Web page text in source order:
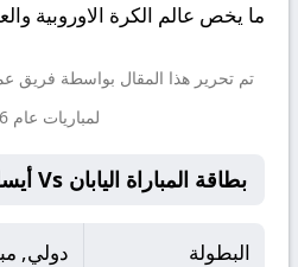
ما يخص عالم الكرة الاوروبية
تم تحرير هذا المقال بواسطة فريق
لمباريات عام 2026.
بطاقة المباراة اليابان Vs أيسلندا
البطولة دولي,